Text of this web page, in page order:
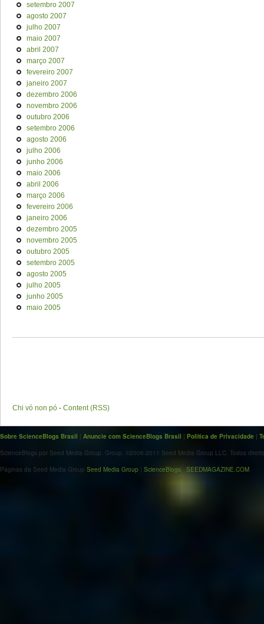
setembro 2007
agosto 2007
julho 2007
maio 2007
abril 2007
março 2007
fevereiro 2007
janeiro 2007
dezembro 2006
novembro 2006
outubro 2006
setembro 2006
agosto 2006
julho 2006
junho 2006
maio 2006
abril 2006
março 2006
fevereiro 2006
janeiro 2006
dezembro 2005
novembro 2005
outubro 2005
setembro 2005
agosto 2005
julho 2005
junho 2005
maio 2005
Chi vó non pó - Content (RSS)
Sobre ScienceBlogs Brasil | Anuncie com ScienceBlogs Brasil | Política de Privacidade |
ScienceBlogs por Seed Media Group. Group. ©2006-2011 Seed Media Group LLC. Todos
Páginas da Seed Media Group Seed Media Group | ScienceBlogs SEEDMAGAZINE.COM